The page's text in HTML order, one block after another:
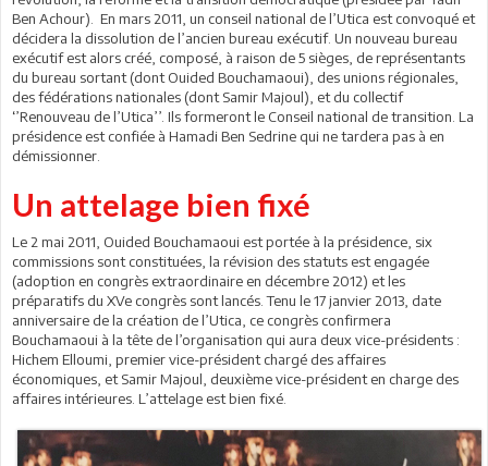
Ben Achour). En mars 2011, un conseil national de l’Utica est convoqué et
décidera la dissolution de l’ancien bureau exécutif. Un nouveau bureau
exécutif est alors créé, composé, à raison de 5 sièges, de représentants
du bureau sortant (dont Ouided Bouchamaoui), des unions régionales,
des fédérations nationales (dont Samir Majoul), et du collectif
‘’Renouveau de l’Utica’’. Ils formeront le Conseil national de transition. La
présidence est confiée à Hamadi Ben Sedrine qui ne tardera pas à en
démissionner.
Un attelage bien fixé
Le 2 mai 2011, Ouided Bouchamaoui est portée à la présidence, six
commissions sont constituées, la révision des statuts est engagée
(adoption en congrès extraordinaire en décembre 2012) et les
préparatifs du XVe congrès sont lancés. Tenu le 17 janvier 2013, date
anniversaire de la création de l’Utica, ce congrès confirmera
Bouchamaoui à la tête de l’organisation qui aura deux vice-présidents :
Hichem Elloumi, premier vice-président chargé des affaires
économiques, et Samir Majoul, deuxième vice-président en charge des
affaires intérieures. L’attelage est bien fixé.